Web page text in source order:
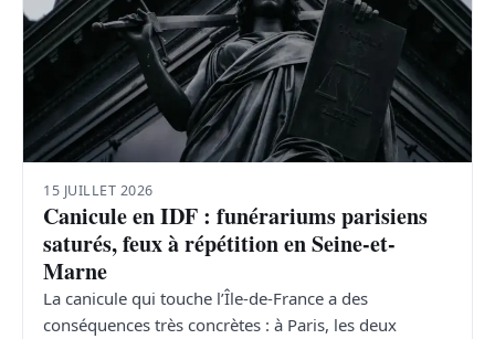
15 JUILLET 2026
Canicule en IDF : funérariums parisiens
saturés, feux à répétition en Seine-et-
Marne
La canicule qui touche l’Île-de-France a des
conséquences très concrètes : à Paris, les deux